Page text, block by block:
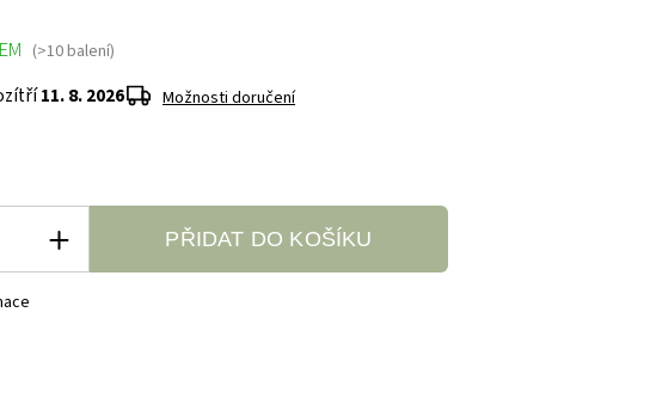
(>10 balení)
11. 8. 2026 Možnosti doručení
PŘIDAT DO KOŠÍKU